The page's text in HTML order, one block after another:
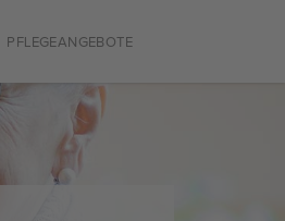
PFLEGEANGEBOTE